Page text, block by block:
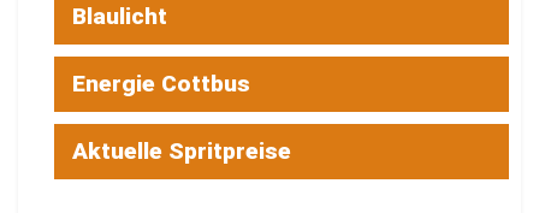
Blaulicht
Energie Cottbus
Aktuelle Spritpreise